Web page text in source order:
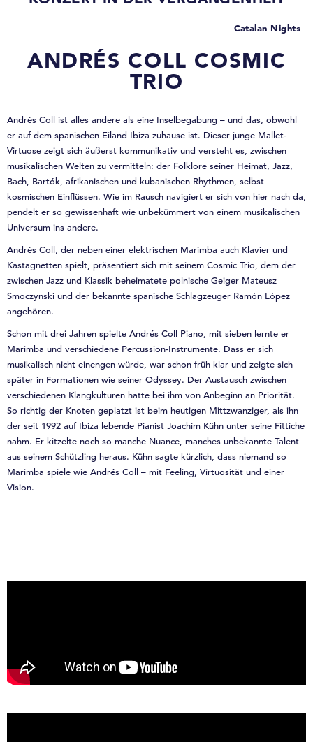
Catalan Nights
ANDRÉS COLL COSMIC
TRIO
Andrés Coll ist alles andere als eine Inselbegabung – und das, obwohl
er auf dem spanischen Eiland Ibiza zuhause ist. Dieser junge Mallet-
Virtuose zeigt sich äußerst kommunikativ und versteht es, zwischen
musikalischen Welten zu vermitteln: der Folklore seiner Heimat, Jazz,
Bach, Bartók, afrikanischen und kubanischen Rhythmen, selbst
kosmischen Einflüssen. Wie im Rausch navigiert er sich von hier nach da,
pendelt er so gewissenhaft wie unbekümmert von einem musikalischen
Universum ins andere.
Andrés Coll, der neben einer elektrischen Marimba auch Klavier und
Kastagnetten spielt, präsentiert sich mit seinem Cosmic Trio, dem der
zwischen Jazz und Klassik beheimatete polnische Geiger Mateusz
Smoczynski und der bekannte spanische Schlagzeuger Ramón López
angehören.
Schon mit drei Jahren spielte Andrés Coll Piano, mit sieben lernte er
Marimba und verschiedene Percussion-Instrumente. Dass er sich
musikalisch nicht einengen würde, war schon früh klar und zeigte sich
später in Formationen wie seiner Odyssey. Der Austausch zwischen
verschiedenen Klangkulturen hatte bei ihm von Anbeginn an Priorität.
So richtig der Knoten geplatzt ist beim heutigen Mittzwanziger, als ihn
der seit 1992 auf Ibiza lebende Pianist Joachim Kühn unter seine Fittiche
nahm. Er kitzelte noch so manche Nuance, manches unbekannte Talent
aus seinem Schützling heraus. Kühn sagte kürzlich, dass niemand so
Marimba spiele wie Andrés Coll – mit Feeling, Virtuosität und einer
Vision.